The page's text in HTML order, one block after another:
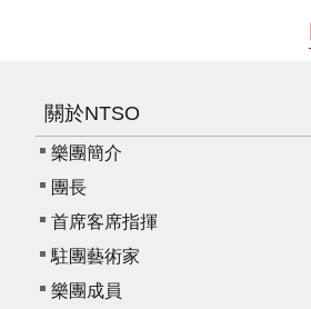
關於NTSO
樂團簡介
團長
首席客席指揮
駐團藝術家
樂團成員